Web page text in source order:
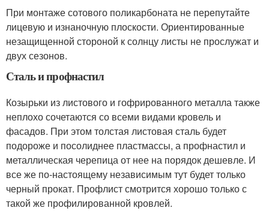
При монтаже сотового поликарбоната не перепутайте
лицевую и изнаночную плоскости. Ориентированные
незащищенной стороной к солнцу листы не прослужат и
двух сезонов.
Сталь и профнастил
Козырьки из листового и гофрированного металла также
неплохо сочетаются со всеми видами кровель и
фасадов. При этом толстая листовая сталь будет
подороже и посолиднее пластмассы, а профнастил и
металлическая черепица от нее на порядок дешевле. И
все же по-настоящему независимым тут будет только
черный прокат. Профлист смотрится хорошо только с
такой же профилированной кровлей.